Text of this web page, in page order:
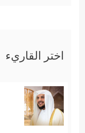
اختر القاريء